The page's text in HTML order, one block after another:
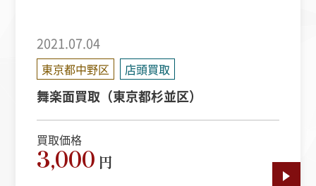
2021.07.04
東京都中野区 店頭買取
舞楽面買取（東京都杉並区）
買取価格
3,000 円